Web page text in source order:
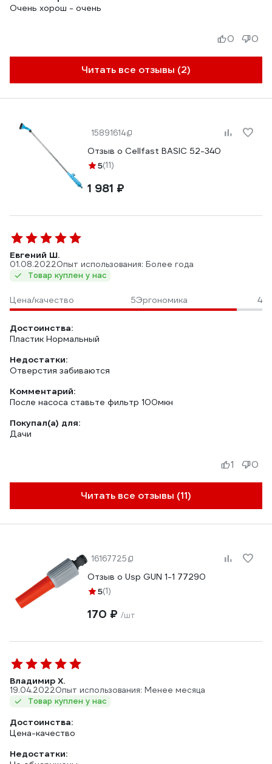
Очень хорош - очень
Читать все отзывы (2)
0 0
15891614
Отзыв о Cellfast BASIC 52-340
5(11)
1 981 ₽
Евгений Ш.
01.08.2022Опыт использования: Более года
Товар куплен у нас
Цена/качество 5Эргономика 4
Достоинства:
Пластик Нормальный
Недостатки:
Отверстия забиваются
Комментарий:
После насоса ставьте фильтр 100мкн
Покупал(а) для:
Дачи
Читать все отзывы (11)
1 0
16167725
Отзыв о Usp GUN 1-1 77290
5(1)
170 ₽ /шт
Владимир Х.
19.04.2022Опыт использования: Менее месяца
Товар куплен у нас
Достоинства:
Цена-качество
Недостатки: